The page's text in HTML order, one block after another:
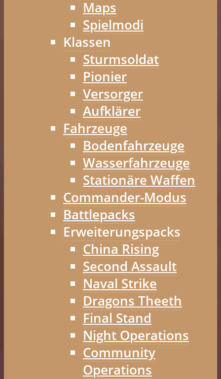
Maps
Spielmodi
Klassen
Sturmsoldat
Pionier
Versorger
Aufklärer
Fahrzeuge
Bodenfahrzeuge
Wasserfahrzeuge
Stationäre Waffen
Commander-Modus
Battlepacks
Erweiterungspacks
China Rising
Second Assault
Naval Strike
Dragons Theeth
Final Stand
Night Operations
Community
Operations